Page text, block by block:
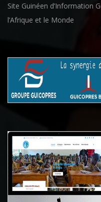
Site Guinéen d’Information
l’Afrique et le Monde